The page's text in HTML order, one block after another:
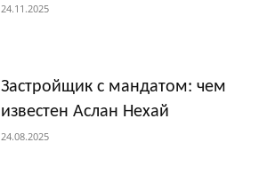
24.11.2025
Застройщик с мандатом: чем
известен Аслан Нехай
24.08.2025